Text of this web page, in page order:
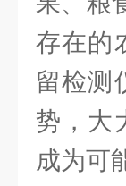
存在的
留检测
势，大
成为可